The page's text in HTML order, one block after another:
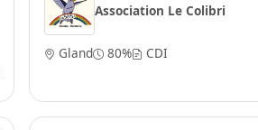
Association Le Colibri
Gland 80% CDI